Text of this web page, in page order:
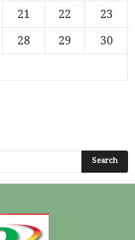
21 22
23
28 29
30